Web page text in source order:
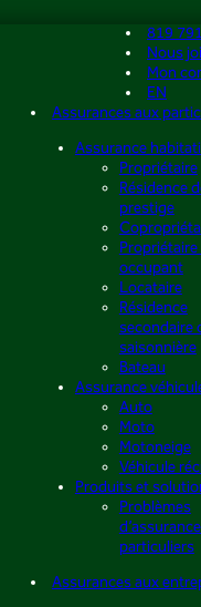
819
Nous
Mon
EN
Assurances aux
Assurance
Propriétaire
Résidence
prestige
occupant
Locataire
Résidence
secondaire
saisonnière
Bateau
Assurance
Auto
Moto
Motoneige
Véhicule
Produits et
Problèmes
particuliers
Assurances aux